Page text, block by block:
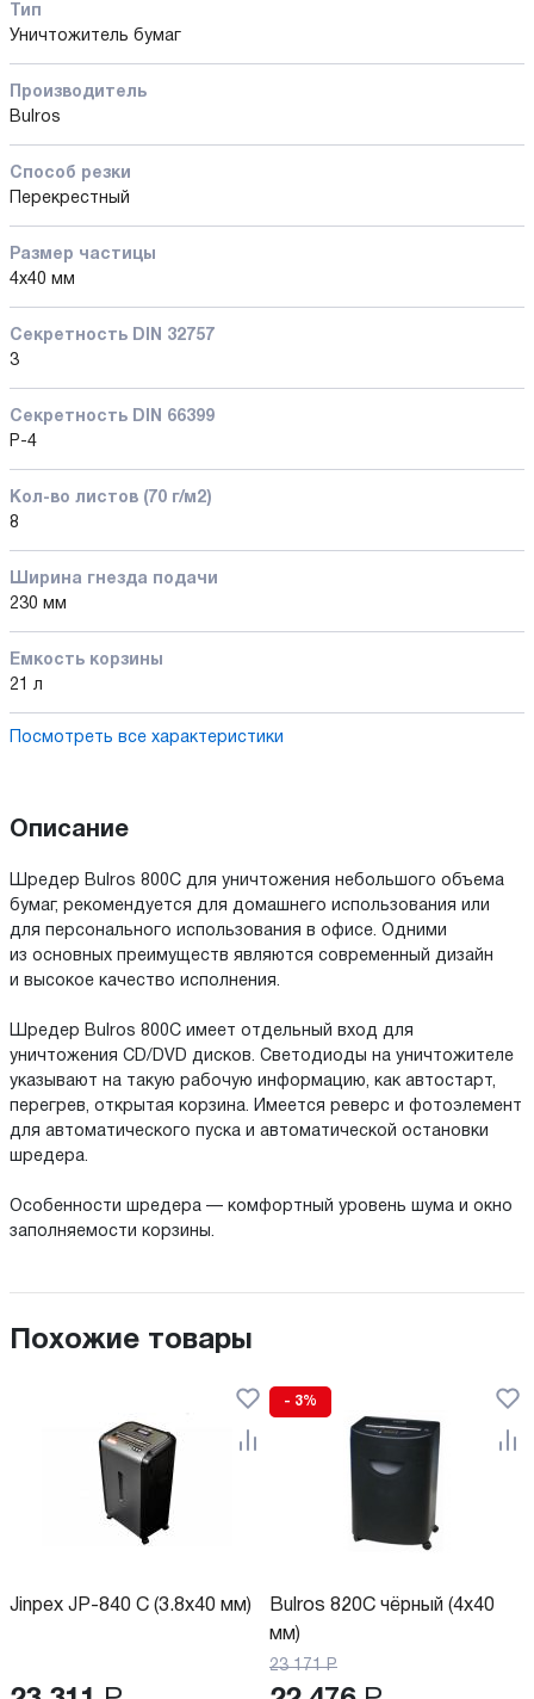
Тип
Уничтожитель бумаг
Производитель
Bulros
Способ резки
Перекрестный
Размер частицы
4x40 мм
Секретность DIN 32757
3
Секретность DIN 66399
P-4
Кол-во листов (70 г/м2)
8
Ширина гнезда подачи
230 мм
Емкость корзины
21 л
Посмотреть все характеристики
Описание
Шредер Bulros 800C для уничтожения небольшого объема
бумаг, рекомендуется для домашнего использования или
для персонального использования в офисе. Одними
из основных преимуществ являются современный дизайн
и высокое качество исполнения.
Шредер Bulros 800C имеет отдельный вход для
уничтожения CD/DVD дисков. Светодиоды на уничтожителе
указывают на такую рабочую информацию, как автостарт,
перегрев, открытая корзина. Имеется реверс и фотоэлемент
для автоматического пуска и автоматической остановки
шредера.
Особенности шредера — комфортный уровень шума и окно
заполняемости корзины.
Похожие товары
Jinpex JP-840 C (3.8x40 мм)
- 3%
Bulros 820C чёрный (4x40
мм)
23 171 Р